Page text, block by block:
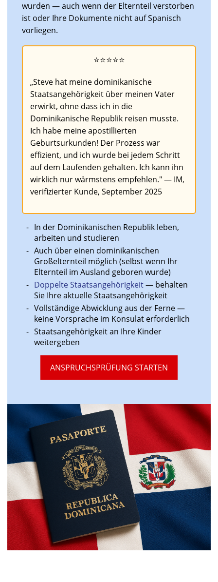
wurden — auch wenn der Elternteil verstorben
ist oder Ihre Dokumente nicht auf Spanisch
vorliegen.
⭐⭐⭐⭐⭐
„Steve hat meine dominikanische
Staatsangehörigkeit über meinen Vater
erwirkt, ohne dass ich in die
Dominikanische Republik reisen musste.
Ich habe meine apostillierten
Geburtsurkunden! Der Prozess war
effizient, und ich wurde bei jedem Schritt
auf dem Laufenden gehalten. Ich kann ihn
wirklich nur wärmstens empfehlen." — IM,
verifizierter Kunde, September 2025
In der Dominikanischen Republik leben,
arbeiten und studieren
Auch über einen dominikanischen
Großelternteil möglich (selbst wenn Ihr
Elternteil im Ausland geboren wurde)
Doppelte Staatsangehörigkeit— behalten
Sie Ihre aktuelle Staatsangehörigkeit
Vollständige Abwicklung aus der Ferne —
keine Vorsprache im Konsulat erforderlich
Staatsangehörigkeit an Ihre Kinder
weitergeben
ANSPRUCHSPRÜFUNG STARTEN